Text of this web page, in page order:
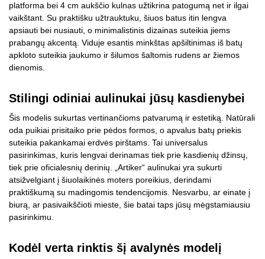
platforma bei 4 cm aukščio kulnas užtikrina patogumą net ir ilgai
vaikštant. Su praktišku užtrauktuku, šiuos batus itin lengva
apsiauti bei nusiauti, o minimalistinis dizainas suteikia jiems
prabangų akcentą. Viduje esantis minkštas apšiltinimas iš batų
apkloto suteikia jaukumo ir šilumos šaltomis rudens ar žiemos
dienomis.
Stilingi odiniai aulinukai jūsų kasdienybei
Šis modelis sukurtas vertinančioms patvarumą ir estetiką. Natūrali
oda puikiai prisitaiko prie pėdos formos, o apvalus batų priekis
suteikia pakankamai erdvės pirštams. Tai universalus
pasirinkimas, kuris lengvai derinamas tiek prie kasdienių džinsų,
tiek prie oficialesnių derinių. „Artiker“ aulinukai yra sukurti
atsižvelgiant į šiuolaikinės moters poreikius, derindami
praktiškumą su madingomis tendencijomis. Nesvarbu, ar einate į
biurą, ar pasivaikščioti mieste, šie batai taps jūsų mėgstamiausiu
pasirinkimu.
Kodėl verta rinktis šį avalynės modelį